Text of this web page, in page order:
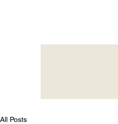
All Posts